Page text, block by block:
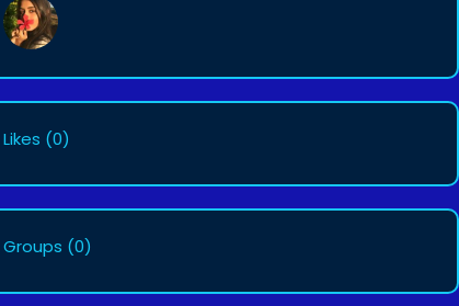
Likes (0)
Groups (0)